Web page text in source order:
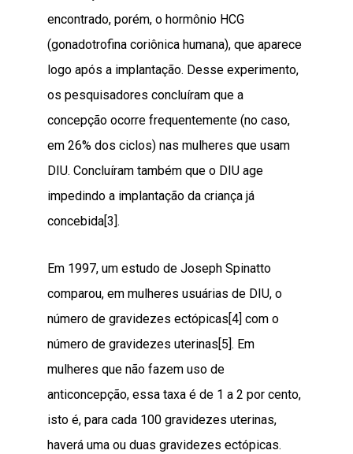
encontrado, porém, o hormônio HCG
(gonadotrofina coriônica humana), que aparece
logo após a implantação. Desse experimento,
os pesquisadores concluíram que a
concepção ocorre frequentemente (no caso,
em 26% dos ciclos) nas mulheres que usam
DIU. Concluíram também que o DIU age
impedindo a implantação da criança já
concebida [3] .
Em 1997, um estudo de Joseph Spinatto
comparou, em mulheres usuárias de DIU, o
número de gravidezes ectópicas [4] com o
número de gravidezes uterinas [5] . Em
mulheres que não fazem uso de
anticoncepção, essa taxa é de 1 a 2 por cento,
isto é, para cada 100 gravidezes uterinas,
haverá uma ou duas gravidezes ectópicas.